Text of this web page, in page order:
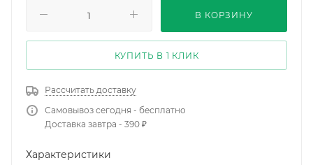
В КОРЗИНУ
КУПИТЬ В 1 КЛИК
Рассчитать доставку
Самовывоз сегодня - бесплатно
Доставка завтра - 390 ₽
Характеристики